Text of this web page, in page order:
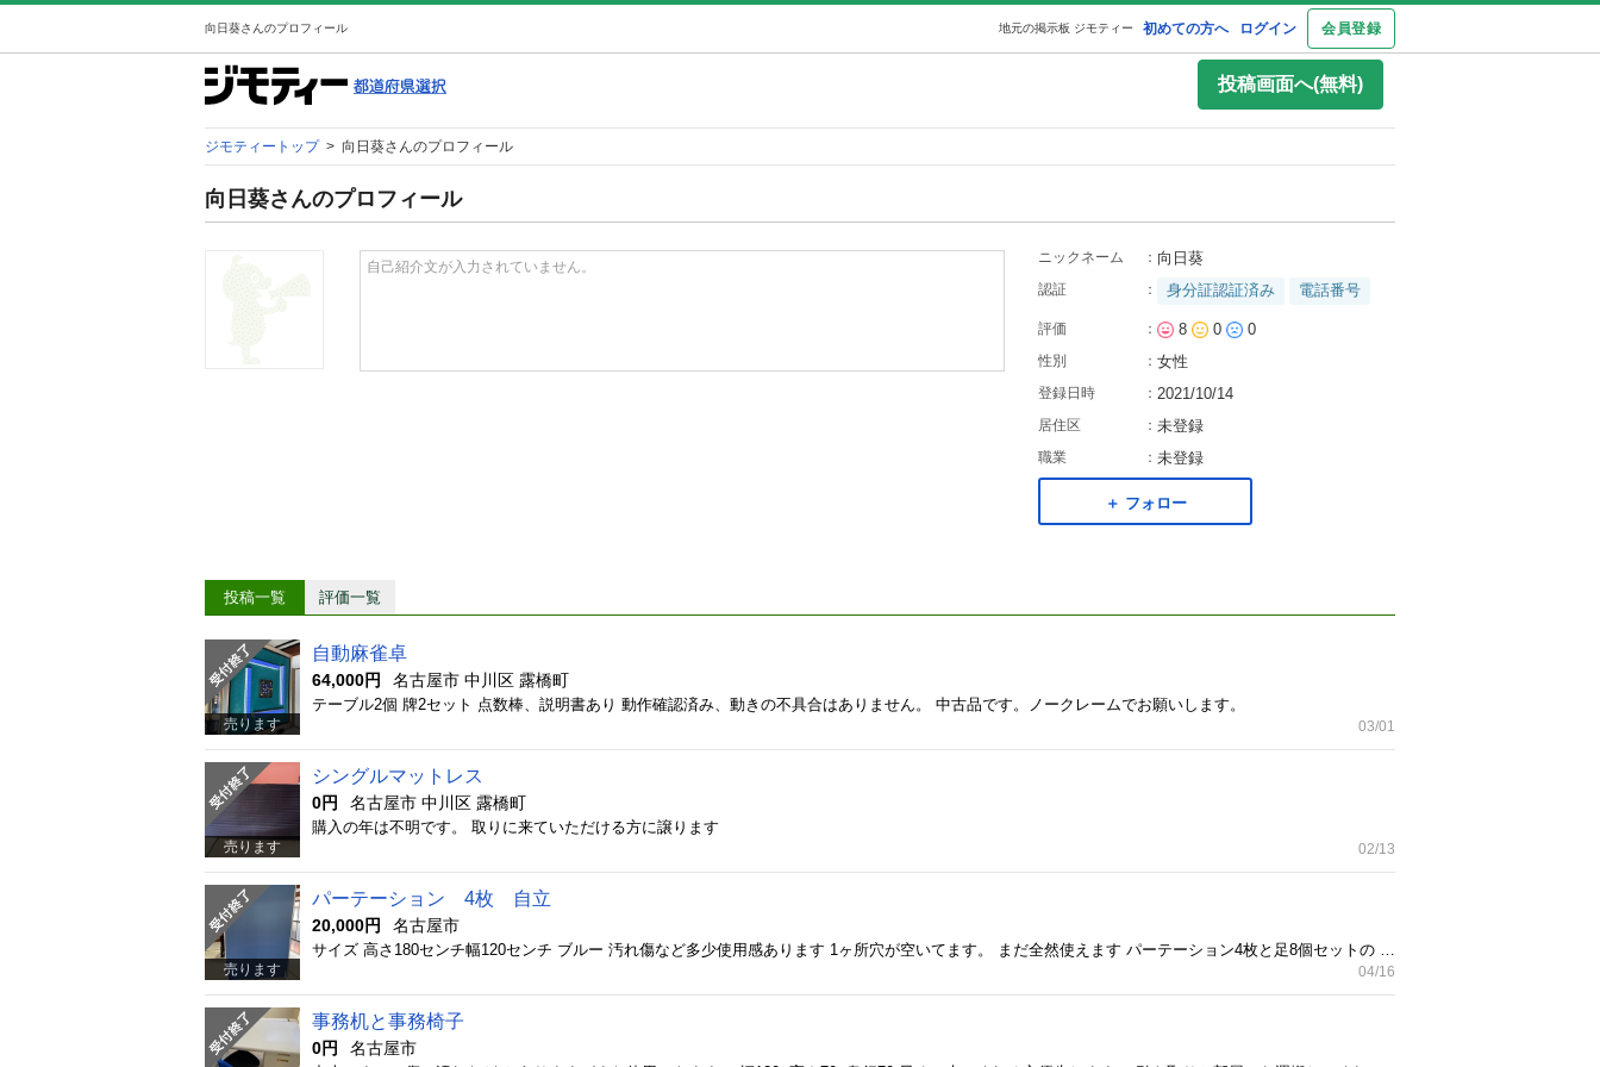
向日葵さんのプロフィール 初めての方へ ログイン 会員登録
地元の掲示板 ジモティー
投稿画面へ(無料)
ジモティートップ > 向日葵さんのプロフィール
向日葵さんのプロフィール
自己紹介文が入力されていません。
ニックネーム ： 向日葵
認証 ： 身分証認証済み 電話番号
評価 ： 8 0 0
性別 ： 女性
登録日時 ： 2021/10/14
居住区 ： 未登録
職業 ： 未登録
＋ フォロー
投稿一覧 評価一覧
売ります
自動麻雀卓
64,000円 名古屋市 中川区 露橋町
テーブル2個 牌2セット 点数棒、説明書あり 動作確認済み、動きの不具合はありません。 中古品です。ノークレームでお願いします。
03/01
売ります
シングルマットレス
0円 名古屋市 中川区 露橋町
購入の年は不明です。 取りに来ていただける方に譲ります
02/13
売ります
パーテーション 4枚 自立
20,000円 名古屋市
04/16
事務机と事務椅子
0円 名古屋市